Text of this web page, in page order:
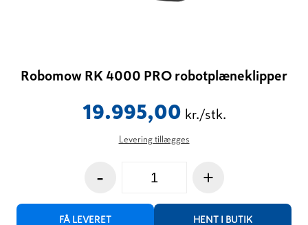
Robomow RK 4000 PRO robotplæneklipper
19.995,00 kr./stk.
Levering tillægges
- +
FÅ LEVERET HENT I BUTIK